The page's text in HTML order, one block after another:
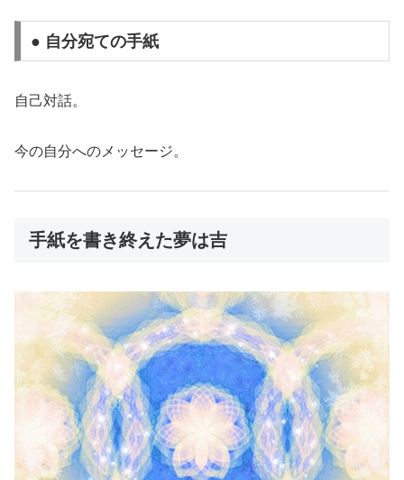
● 自分宛ての手紙
自己対話。
今の自分へのメッセージ。
手紙を書き終えた夢は吉